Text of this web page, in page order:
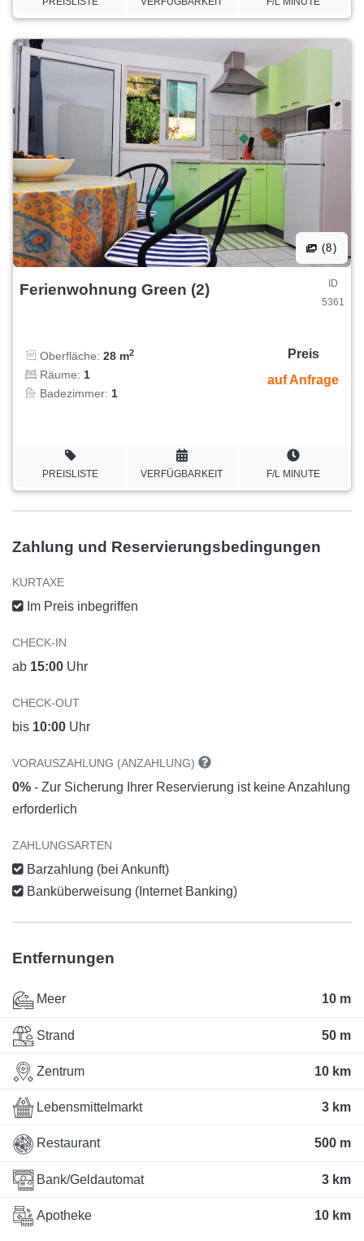
(8)
Ferienwohnung Green (2)
ID
5361
Oberfläche: 28 m2
Räume: 1
Badezimmer: 1
Preis
auf Anfrage
PREISLISTE VERFÜGBARKEIT F/L MINUTE
Zahlung und Reservierungsbedingungen
KURTAXE
Im Preis inbegriffen
CHECK-IN
ab 15:00 Uhr
CHECK-OUT
bis 10:00 Uhr
VORAUSZAHLUNG (ANZAHLUNG)
0% - Zur Sicherung Ihrer Reservierung ist keine Anzahlung
erforderlich
ZAHLUNGSARTEN
Barzahlung (bei Ankunft)
Banküberweisung (Internet Banking)
Entfernungen
Meer 10 m
Strand 50 m
Zentrum 10 km
Lebensmittelmarkt 3 km
Restaurant 500 m
Bank/Geldautomat 3 km
Apotheke 10 km